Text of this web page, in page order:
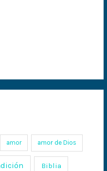
amor amor de Dios
Biblia